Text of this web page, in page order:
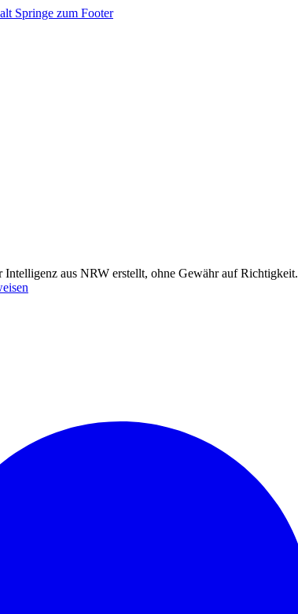
Springe zum Footer
aus NRW erstellt, ohne Gewähr auf Richtigkeit.